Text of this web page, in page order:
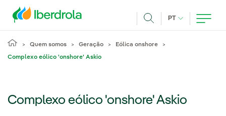
PT IDIOMA ATUAL,
Quem somos Geração Eólica onshore
Complexo eólico 'onshore' Askio
Complexo eólico 'onshore' Askio